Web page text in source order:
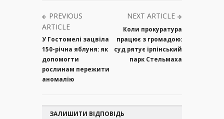
PREVIOUS
ARTICLE
У Гостомелі зацвіла
150-річна яблуня: як
допомогти
рослинам пережити
аномалію
NEXT ARTICLE
Коли прокуратура
працює з громадою:
суд рятує ірпінський
парк Стельмаха
ЗАЛИШИТИ ВІДПОВІДЬ